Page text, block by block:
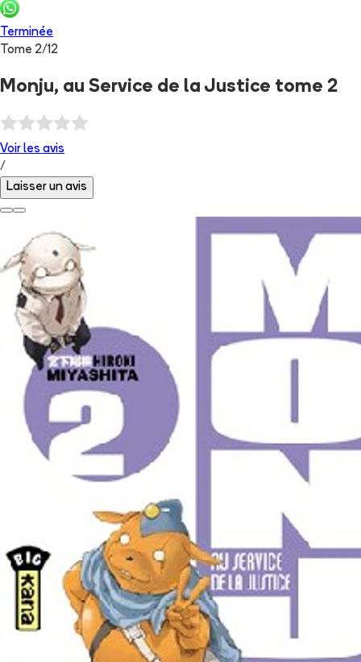
Terminée
Tome 2/12
Monju, au Service de la Justice tome 2
Voir les avis
/
Laisser un avis